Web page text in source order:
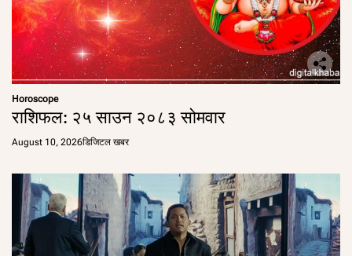
Horoscope
राशिफल: २५ साउन २०८३ सोमवार
August 10, 2026डिजिटल खबर